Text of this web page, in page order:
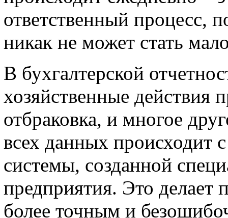
ответственный процесс,
никак не может стать
В бухгалтерской
хозяйственные действия
отбраковка, и многое
всех данных
системы, созданной
предприятия. Это делает
более точным и